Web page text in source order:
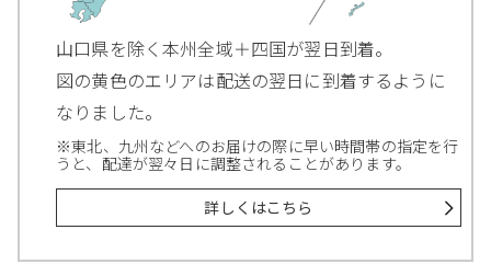
山口県を除く本州全域＋四国が翌日到着。
図の黄色のエリアは配送の翌日に到着するように
なりました。
※東北、九州などへのお届けの際に早い時間帯の指定を行
うと、配達が翌々日に調整されることがあります。
詳しくはこちら